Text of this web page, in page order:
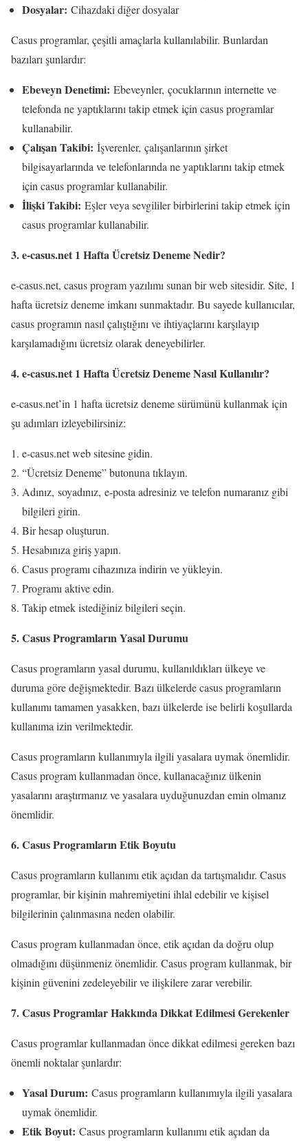
Dosyalar: Cihazdaki diğer dosyalar
Casus programlar, çeşitli amaçlarla kullanılabilir. Bunlardan
bazıları şunlardır:
Ebeveyn Denetimi: Ebeveynler, çocuklarının internette ve
telefonda ne yaptıklarını takip etmek için casus programlar
kullanabilir.
Çalışan Takibi: İşverenler, çalışanlarının şirket
bilgisayarlarında ve telefonlarında ne yaptıklarını takip etmek
için casus programlar kullanabilir.
İlişki Takibi: Eşler veya sevgililer birbirlerini takip etmek için
casus programlar kullanabilir.
3. e-casus.net 1 Hafta Ücretsiz Deneme Nedir?
e-casus.net, casus program yazılımı sunan bir web sitesidir. Site, 1
hafta ücretsiz deneme imkanı sunmaktadır. Bu sayede kullanıcılar,
casus programın nasıl çalıştığını ve ihtiyaçlarını karşılayıp
karşılamadığını ücretsiz olarak deneyebilirler.
4. e-casus.net 1 Hafta Ücretsiz Deneme Nasıl Kullanılır?
e-casus.net’in 1 hafta ücretsiz deneme sürümünü kullanmak için
şu adımları izleyebilirsiniz:
e-casus.net web sitesine gidin.
“Ücretsiz Deneme” butonuna tıklayın.
Adınız, soyadınız, e-posta adresiniz ve telefon numaranız gibi
bilgileri girin.
Bir hesap oluşturun.
Hesabınıza giriş yapın.
Casus programı cihazınıza indirin ve yükleyin.
Programı aktive edin.
Takip etmek istediğiniz bilgileri seçin.
5. Casus Programların Yasal Durumu
Casus programların yasal durumu, kullanıldıkları ülkeye ve
duruma göre değişmektedir. Bazı ülkelerde casus programların
kullanımı tamamen yasakken, bazı ülkelerde ise belirli koşullarda
kullanıma izin verilmektedir.
Casus programların kullanımıyla ilgili yasalara uymak önemlidir.
Casus program kullanmadan önce, kullanacağınız ülkenin
yasalarını araştırmanız ve yasalara uyduğunuzdan emin olmanız
önemlidir.
6. Casus Programların Etik Boyutu
Casus programların kullanımı etik açıdan da tartışmalıdır. Casus
programlar, bir kişinin mahremiyetini ihlal edebilir ve kişisel
bilgilerinin çalınmasına neden olabilir.
Casus program kullanmadan önce, etik açıdan da doğru olup
olmadığını düşünmeniz önemlidir. Casus program kullanmak, bir
kişinin güvenini zedeleyebilir ve ilişkilere zarar verebilir.
7. Casus Programlar Hakkında Dikkat Edilmesi Gerekenler
Casus programlar kullanmadan önce dikkat edilmesi gereken bazı
önemli noktalar şunlardır:
Yasal Durum: Casus programların kullanımıyla ilgili yasalara
uymak önemlidir.
Etik Boyut: Casus programların kullanımı etik açıdan da